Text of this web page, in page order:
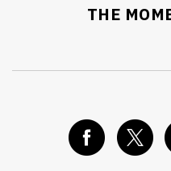
THE